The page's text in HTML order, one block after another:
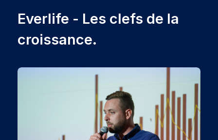
Everlife - Les clefs de la
croissance.